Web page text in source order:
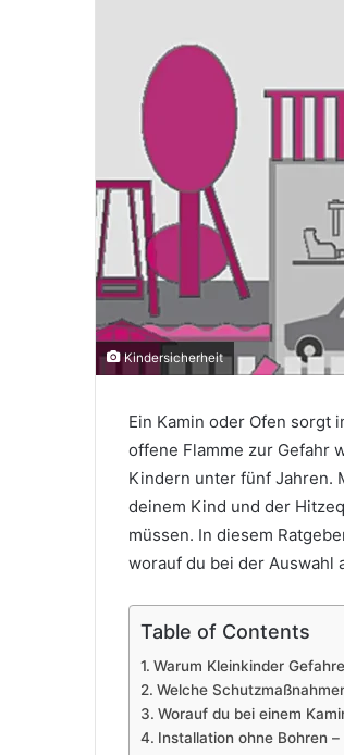
Kindersicherheit
Ein Kamin oder Ofen sorgt
offene Flamme zur Gefahr
Kindern unter fünf Jahren.
deinem Kind und der
müssen. In diesem
worauf du bei der Auswahl
Table of Contents
Warum Kleinkinder
Welche
Worauf du bei einem
Installation ohne Bohren